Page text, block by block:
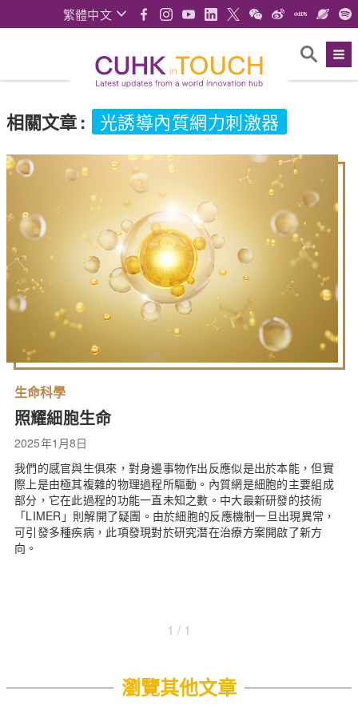
繁體中文
相關文章: 光誘導內質網力刺激器
生命科學
照耀細胞生命
2025年1月8日
我們的感官與生俱來，對身邊事物作出反應似是出於本能，但實
際上是由極其複雜的物理過程所驅動。內質網是細胞的主要組成
部分，它在此過程的功能一直未知之數。中大最新研發的技術
「LIMER」則解開了疑團。由於細胞的反應機制一旦出現異常，
可引發多種疾病，此項發現對於研究潛在治療方案開啟了新方
向。
1 / 1
瀏覽其他文章